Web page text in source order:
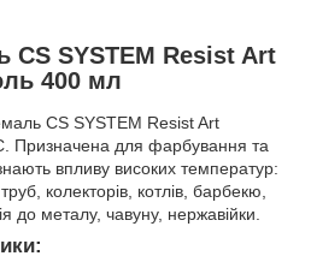
CS SYSTEM Resist Art
400 мл
CS SYSTEM Resist Art
Призначена для фарбування та
впливу високих температур:
колекторів, котлів, барбекю,
до металу, чавуну, нержавійки.